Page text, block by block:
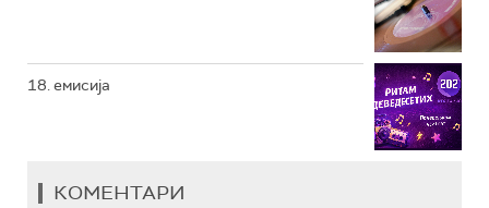
18. емисија
КОМЕНТАРИ